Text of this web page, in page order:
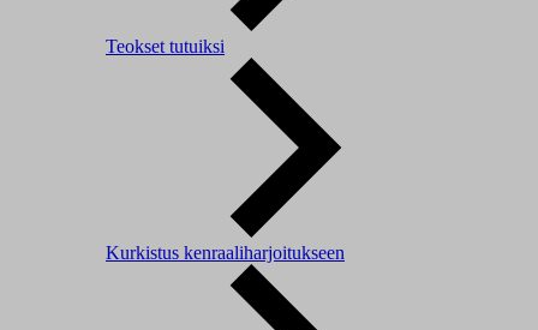
Teokset tutuiksi
Kurkistus kenraaliharjoitukseen